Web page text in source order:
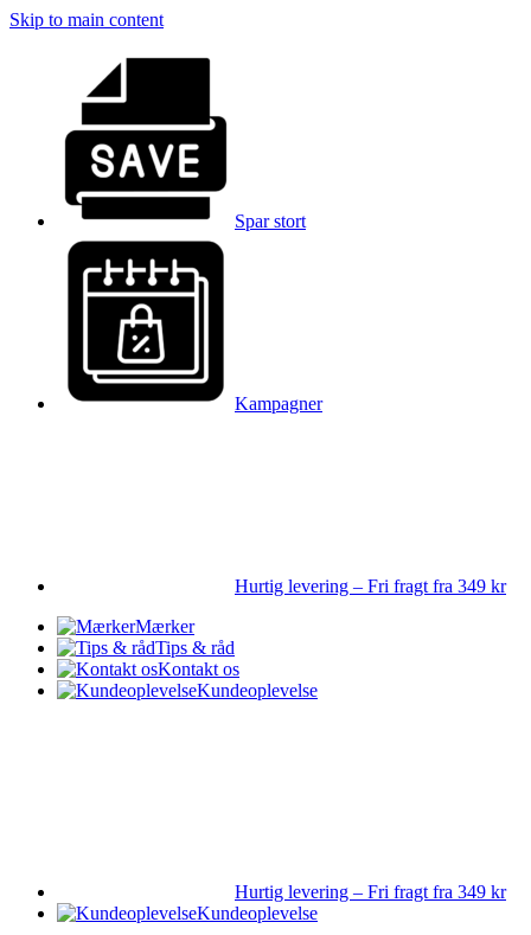
Skip to main content
Spar stort
Kampagner
Hurtig levering – Fri fragt fra 349 kr
Mærker
Tips & råd
Kontakt os
Kundeoplevelse
Hurtig levering – Fri fragt fra 349 kr
Kundeoplevelse